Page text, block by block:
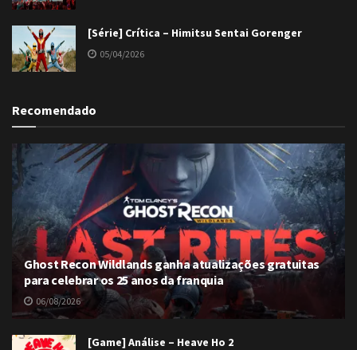
[Série] Crítica – Himitsu Sentai Gorenger
05/04/2026
Recomendado
Ghost Recon Wildlands ganha atualizações gratuitas
para celebrar os 25 anos da franquia
06/08/2026
[Game] Análise – Heave Ho 2